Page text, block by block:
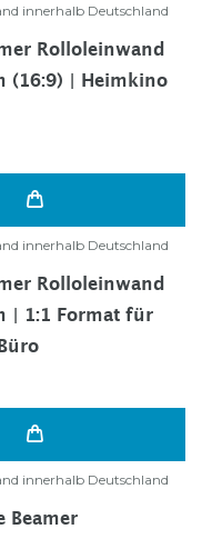
innerhalb Deutschland
Rolloleinwand
(16:9) | Heimkino
innerhalb Deutschland
Rolloleinwand
| 1:1 Format für
innerhalb Deutschland
Beamer